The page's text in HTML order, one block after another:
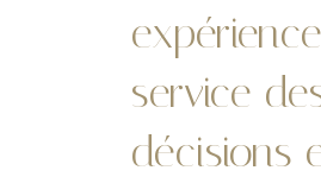
service
décisions